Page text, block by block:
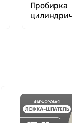
Пробирка